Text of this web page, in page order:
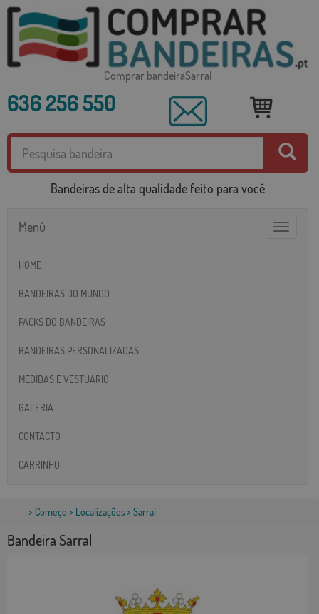
Comprar bandeiraSarral
636 256 550
Bandeiras de alta qualidade feito para você
Toggle
Menú
HOME
BANDEIRAS DO MUNDO
PACKS DO BANDEIRAS
BANDEIRAS PERSONALIZADAS
MEDIDAS E VESTUÁRIO
GALERIA
CONTACTO
CARRINHO
> Começo > Localizações> Sarral
Bandeira Sarral